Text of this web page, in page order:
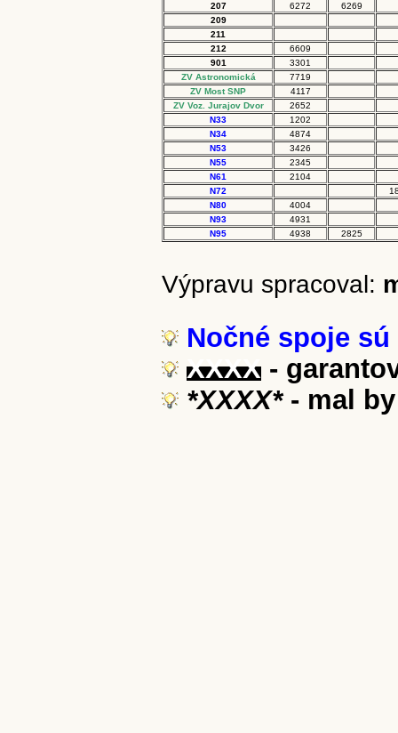
207
6272
6269
209
211
212
6609
901
3301
ZV Astronomická
7719
ZV Most SNP
4117
ZV Voz. Jurajov Dvor
2652
N33
1202
N34
4874
N53
3426
N55
2345
N61
2104
N72
N80
4004
N93
4931
N95
4938 2825
Výpravu spracoval:
Nočné spoje sú
XXXX -
*XXXX*- mal